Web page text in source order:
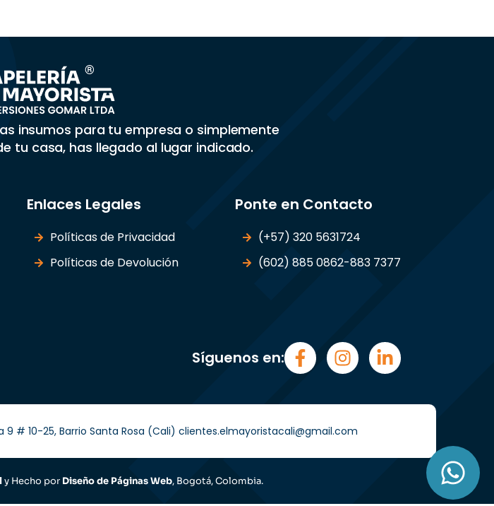
insumos para tu empresa o simplemente
tu casa, has llegado al lugar indicado.
Enlaces Legales
Políticas de Privacidad
Políticas de Devolución
Ponte en Contacto
(+57) 320 5631724
(602) 885 0862-883 7377
Síguenos en:
# 10-25, Barrio Santa Rosa (Cali) clientes.elmayoristacali@gmail.com
y Hecho por Diseño de Páginas Web, Bogotá, Colombia.